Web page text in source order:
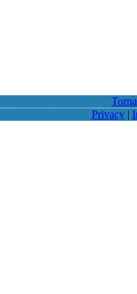
Privacy|